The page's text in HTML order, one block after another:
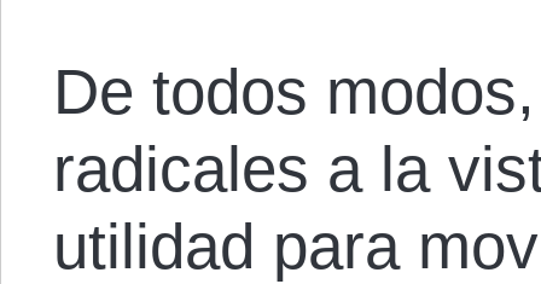
De todos
radicales a la
utilidad para